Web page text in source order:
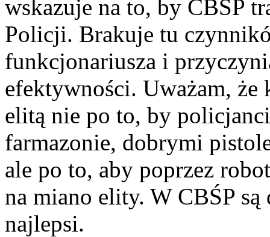
wskazuje na to, by CBŚP
Policji. Brakuje tu
funkcjonariusza i
efektywności. Uważam, że
elitą nie po to, by
farmazonie, dobrymi
ale po to, aby poprzez
na miano elity. W CBŚP
najlepsi.